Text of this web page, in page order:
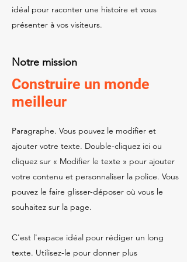
idéal pour raconter une histoire et vous
présenter à vos visiteurs.
Notre mission
Construire un monde
meilleur
Paragraphe. Vous pouvez le modifier et
ajouter votre texte. Double-cliquez ici ou
cliquez sur « Modifier le texte » pour ajouter
votre contenu et personnaliser la police. Vous
pouvez le faire glisser-déposer où vous le
souhaitez sur la page.
C'est l'espace idéal pour rédiger un long
texte. Utilisez-le pour donner plus